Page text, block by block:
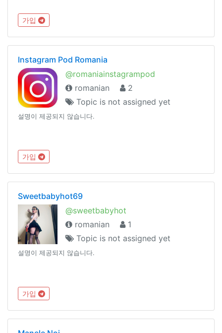
가입
Instagram Pod Romania
@romaniainstagrampod
romanian
2
Topic is not assigned yet
설명이 제공되지 않습니다.
가입
Sweetbabyhot69
@sweetbabyhot
romanian
1
Topic is not assigned yet
설명이 제공되지 않습니다.
가입